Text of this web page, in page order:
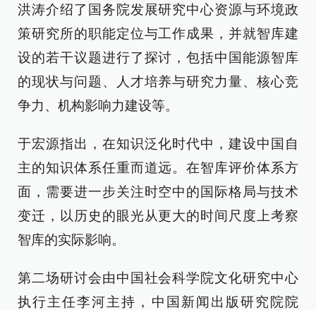
洪涛介绍了国务院发展研究中心资源与环境政
策研究所的职能定位与工作成果，并就智库建
设的若干议题进行了探讨，包括中国能源智库
的现状与问题、人才培养与研究力量、核心竞
争力、机构影响力建设等。
于宏源指出，在知识泛化时代中，建设中国自
主的知识体系任重而道远。在智库评价体系方
面，需要进一步关注时空中的国际格局与技术
变迁，以历史的眼光从更大的时间尺度上考察
智库的实际影响。
第二场研讨会由中国社会科学院文化研究中心
执行主任李河主持，中国新闻出版研究院院